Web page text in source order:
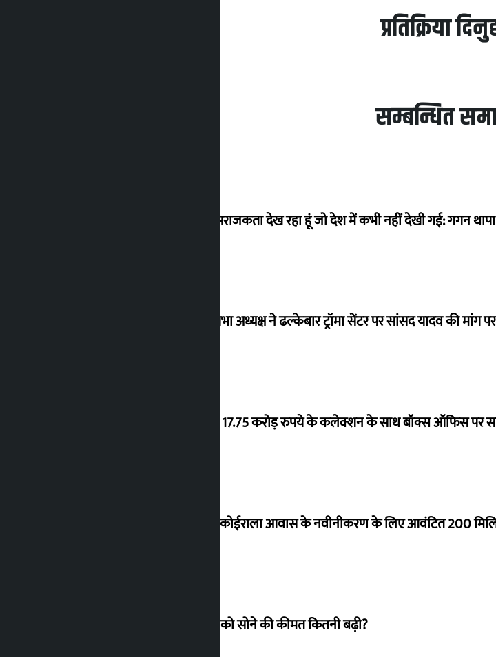
प्रतिक्रिया
सम्बन्धित
मैं ऐसी अराजकता देख रहा हूं जो देश में कभी नहीं देखी गई: गगन थापा
विधानसभा अध्यक्ष ने ढल्केबार ट्रॉमा सेंटर पर सांसद यादव की मांग
‘गौंथली’ 17.75 करोड़ रुपये के कलेक्शन के साथ बॉक्स ऑफिस पर
शेखर ने कोईराला आवास के नवीनीकरण के लिए आवंटित 200
शुक्रवार को सोने की कीमत कितनी बढ़ी?